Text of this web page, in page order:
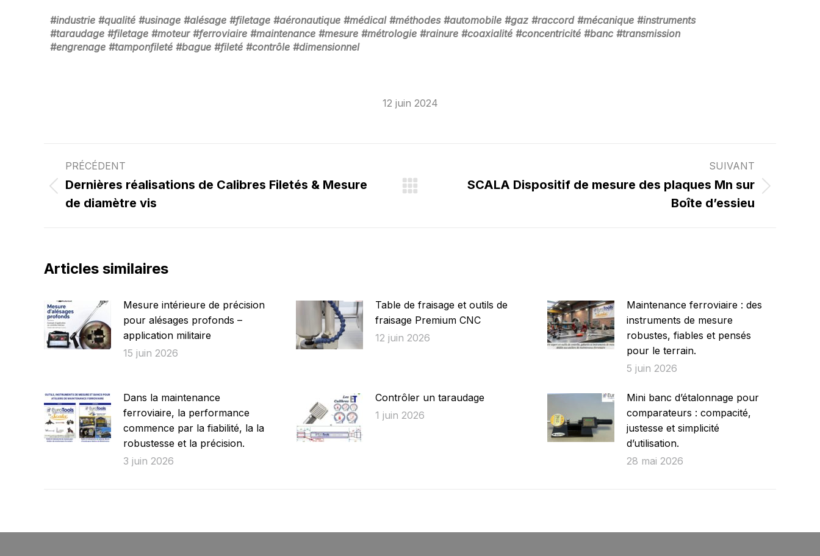
#industrie #qualité #usinage #alésage #filetage #aéronautique #médical #méthodes #automobile #gaz #raccord #mécanique #instruments
#taraudage #filetage #moteur #ferroviaire #maintenance #mesure #métrologie #rainure #coaxialité #concentricité #banc #transmission
#engrenage #tamponfileté #bague #fileté #contrôle #dimensionnel
12 juin 2024
PRÉCÉDENT
Dernières réalisations de Calibres Filetés & Mesure
de diamètre vis
SUIVANT
SCALA Dispositif de mesure des plaques Mn sur
Boîte d’essieu
Articles similaires
Mesure intérieure de précision
pour alésages profonds –
application militaire
15 juin 2026
Table de fraisage et outils de
fraisage Premium CNC
12 juin 2026
Maintenance ferroviaire : des
instruments de mesure
robustes, fiables et pensés
pour le terrain.
5 juin 2026
Dans la maintenance
ferroviaire, la performance
commence par la fiabilité, la la
robustesse et la précision.
3 juin 2026
Contrôler un taraudage
1 juin 2026
Mini banc d’étalonnage pour
comparateurs : compacité,
justesse et simplicité
d’utilisation.
28 mai 2026